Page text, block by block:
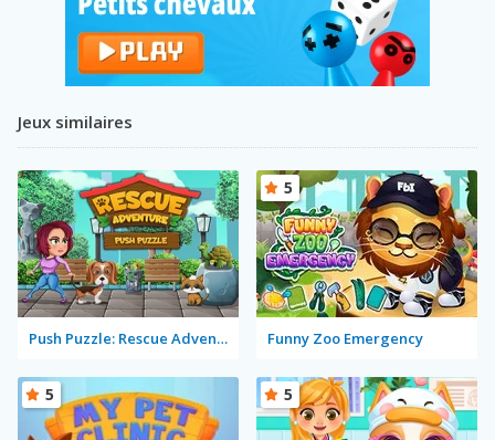
Jeux similaires
Push Puzzle: Rescue Adventure Funny Zoo Emergency
5
5 5